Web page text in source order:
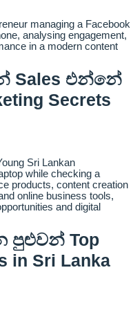
Sales එන්නේ
Secrets
Top
in Sri Lanka